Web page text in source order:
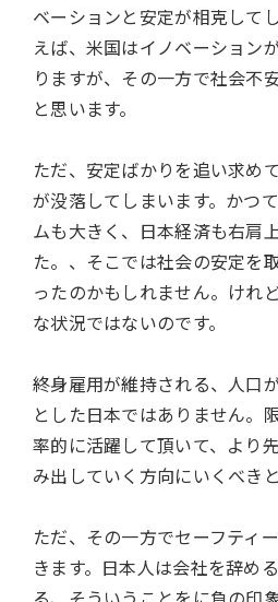
ベーションと安定が相克して
えば、米国はイノベーション
りますが、その一方で社会不
と思います。
ただ、安定ばかりを追い求め
が没落してしまいます。かつ
ムも大きく、日本経済も右肩
た。、そこでは社会の安定を
ったのかもしれません。けれ
な状況ではないのです。
終身雇用が維持される、人口
とした日本ではありません。
率的に活躍して頂いて、より
み出していく方向にいくべき
ただ、その一方でセーフティ
きます。日本人は会社を辞め